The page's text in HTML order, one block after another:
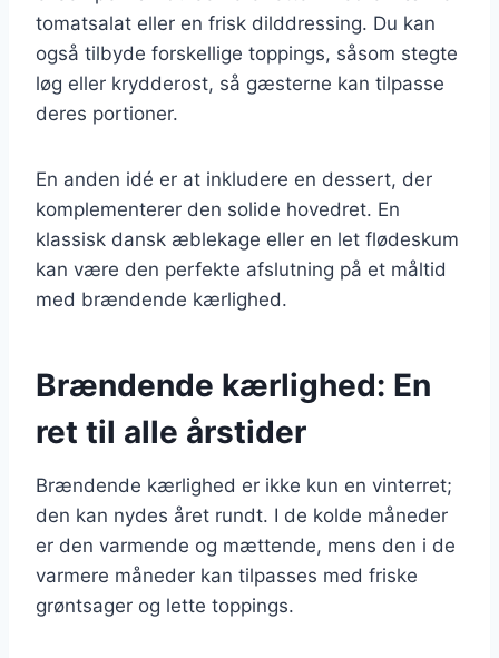
tomatsalat eller en frisk dilddressing. Du kan
også tilbyde forskellige toppings, såsom stegte
løg eller krydderost, så gæsterne kan tilpasse
deres portioner.
En anden idé er at inkludere en dessert, der
komplementerer den solide hovedret. En
klassisk dansk æblekage eller en let flødeskum
kan være den perfekte afslutning på et måltid
med brændende kærlighed.
Brændende kærlighed: En
ret til alle årstider
Brændende kærlighed er ikke kun en vinterret;
den kan nydes året rundt. I de kolde måneder
er den varmende og mættende, mens den i de
varmere måneder kan tilpasses med friske
grøntsager og lette toppings.